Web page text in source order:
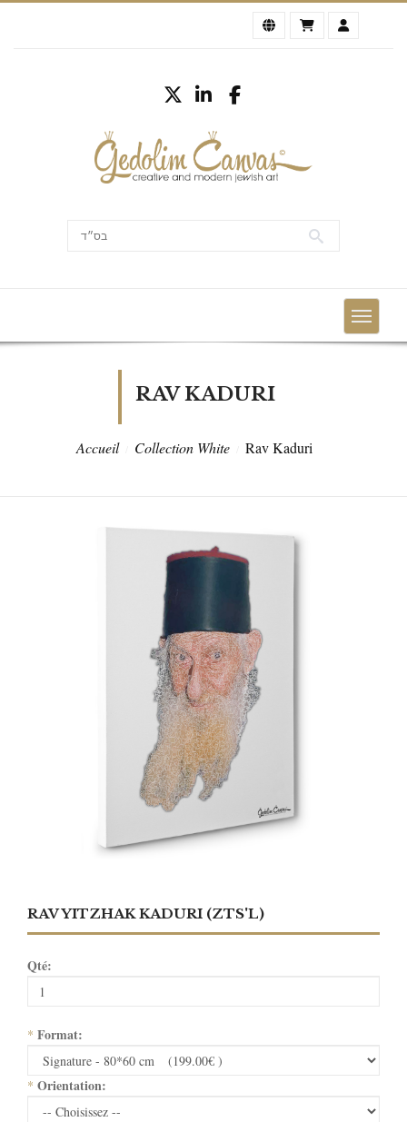
RAV KADURI
Accueil Collection White Rav Kaduri
RAV YITZHAK KADURI (ZTS'L)
Qté:
* Format:
* Orientation: